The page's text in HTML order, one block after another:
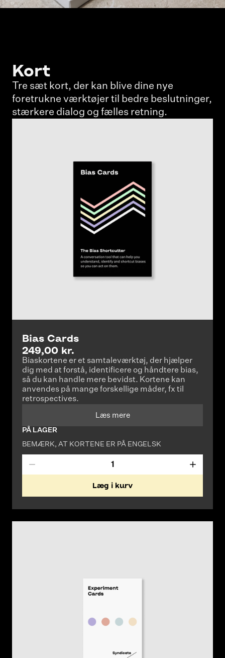
Kort
Tre sæt kort, der kan blive dine nye
foretrukne værktøjer til bedre beslutninger,
stærkere dialog og fælles retning.
Bias Cards
249,00 kr.
Biaskortene er et samtaleværktøj, der hjælper
dig med at forstå, identificere og håndtere bias,
så du kan handle mere bevidst. Kortene kan
anvendes på mange forskellige måder, fx til
retrospectives.
Læs mere
PÅ LAGER
BEMÆRK, AT KORTENE ER PÅ ENGELSK
Læg i kurv